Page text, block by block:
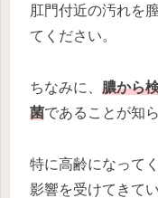
肛門付近の汚れを
てください。
ちなみに、 膿から
菌であることが知
特に高齢になって
影響を受けてきて